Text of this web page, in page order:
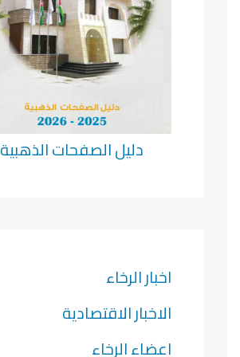
دليل الصفحات الذهبية
اخبار الرخاء
الاخبار الاقتصادية
اعضاء الرخاء